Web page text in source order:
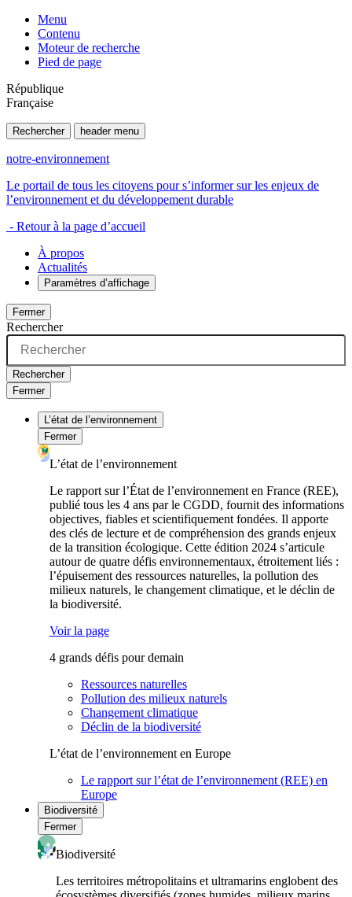
Menu
Contenu
Moteur de recherche
Pied de page
République
Française
Rechercher header menu
notre-environnement
Le portail de tous les citoyens pour s’informer sur les enjeux de
l’environnement et du développement durable
- Retour à la page d’accueil
À propos
Actualités
Paramètres d’affichage
Fermer
Rechercher
Rechercher
Fermer
L’état de l’environnement
Fermer
L’état de l’environnement
Le rapport sur l’État de l’environnement en France (REE),
publié tous les 4 ans par le CGDD, fournit des informations
objectives, fiables et scientifiquement fondées. Il apporte
des clés de lecture et de compréhension des grands enjeux
de la transition écologique. Cette édition 2024 s’articule
autour de quatre défis environnementaux, étroitement liés :
l’épuisement des ressources naturelles, la pollution des
milieux naturels, le changement climatique, et le déclin de
la biodiversité.
Voir la page
4 grands défis pour demain
Ressources naturelles
Pollution des milieux naturels
Changement climatique
Déclin de la biodiversité
L’état de l’environnement en Europe
Le rapport sur l’état de l’environnement (REE) en
Europe
Biodiversité
Fermer
Biodiversité
Les territoires métropolitains et ultramarins englobent des